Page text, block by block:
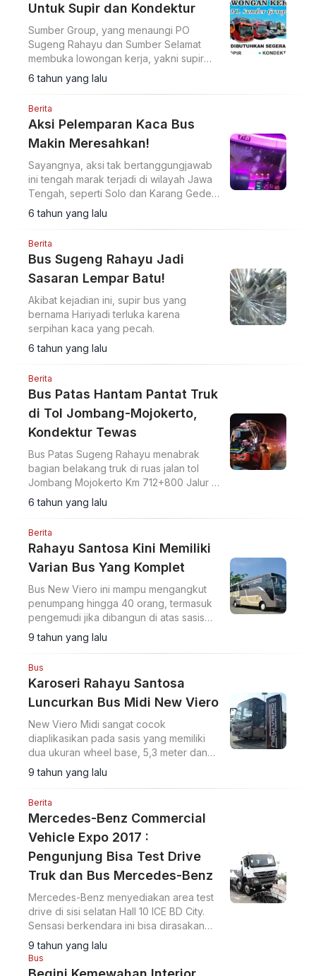
Untuk Supir dan Kondektur
Sumber Group, yang menaungi PO
Sugeng Rahayu dan Sumber Selamat
membuka lowongan kerja, yakni supir
dan kondektur.
6 tahun yang lalu
Berita
Aksi Pelemparan Kaca Bus
Makin Meresahkan!
Sayangnya, aksi tak bertanggungjawab
ini tengah marak terjadi di wilayah Jawa
Tengah, seperti Solo dan Karang Gede.
Setelah PO Sugeng Rahayu dan PO Mila
di Solo, kasus terbaru dialami PO
6 tahun yang lalu
Berita
Bus Sugeng Rahayu Jadi
Sasaran Lempar Batu!
Akibat kejadian ini, supir bus yang
bernama Hariyadi terluka karena
serpihan kaca yang pecah.
6 tahun yang lalu
Berita
Bus Patas Hantam Pantat Truk
di Tol Jombang-Mojokerto,
Kondektur Tewas
Bus Patas Sugeng Rahayu menabrak
bagian belakang truk di ruas jalan tol
Jombang Mojokerto Km 712+800 Jalur A
Minggu dinihari, 22 Desember 2019 pukul
01.15 WIB.
6 tahun yang lalu
Berita
Rahayu Santosa Kini Memiliki
Varian Bus Yang Komplet
Bus New Viero ini mampu mengangkut
penumpang hingga 40 orang, termasuk
pengemudi jika dibangun di atas sasis
Mercedes-Benz OF-917. Bus ini membuat
Rahayu Santosa memiliki varian lebih
9 tahun yang lalu
Bus
Karoseri Rahayu Santosa
Luncurkan Bus Midi New Viero
New Viero Midi sangat cocok
diaplikasikan pada sasis yang memiliki
dua ukuran wheel base, 5,3 meter dan
4,2 meter, dipamerkan di Mercedes-
Benz Indonesia Commercial Vehicle
9 tahun yang lalu
Berita
Mercedes-Benz Commercial
Vehicle Expo 2017 :
Pengunjung Bisa Test Drive
Truk dan Bus Mercedes-Benz
Mercedes-Benz menyediakan area test
drive di sisi selatan Hall 10 ICE BD City.
Sensasi berkendara ini bisa dirasakan
oleh pengunjung.
9 tahun yang lalu
Bus